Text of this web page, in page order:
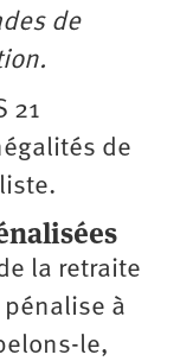
de
21
de
la retraite
à
le,